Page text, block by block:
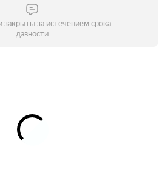
закрыты за истечением срока
давности